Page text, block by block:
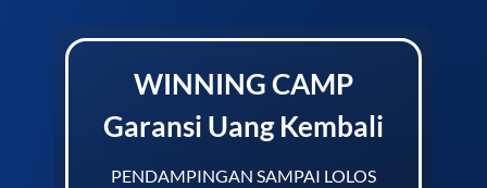
WINNING CAMP
Garansi Uang Kembali
PENDAMPINGAN SAMPAI LOLOS